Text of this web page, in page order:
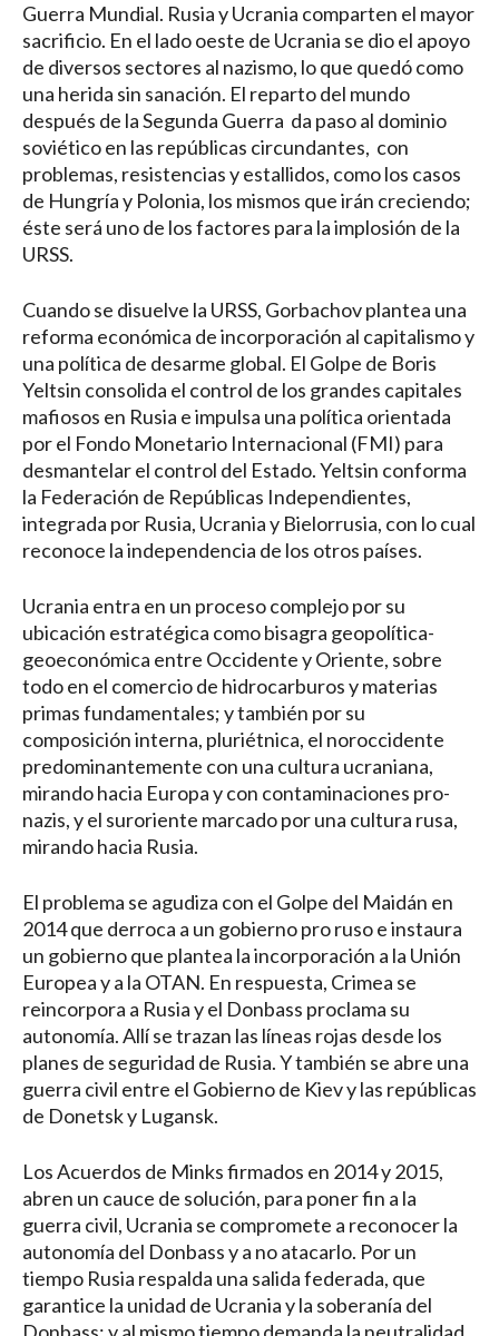
Guerra Mundial. Rusia y Ucrania comparten el mayor
sacrificio. En el lado oeste de Ucrania se dio el apoyo
de diversos sectores al nazismo, lo que quedó como
una herida sin sanación. El reparto del mundo
después de la Segunda Guerra da paso al dominio
soviético en las repúblicas circundantes, con
problemas, resistencias y estallidos, como los casos
de Hungría y Polonia, los mismos que irán creciendo;
éste será uno de los factores para la implosión de la
URSS.
Cuando se disuelve la URSS, Gorbachov plantea una
reforma económica de incorporación al capitalismo y
una política de desarme global. El Golpe de Boris
Yeltsin consolida el control de los grandes capitales
mafiosos en Rusia e impulsa una política orientada
por el Fondo Monetario Internacional (FMI) para
desmantelar el control del Estado. Yeltsin conforma
la Federación de Repúblicas Independientes,
integrada por Rusia, Ucrania y Bielorrusia, con lo cual
reconoce la independencia de los otros países.
Ucrania entra en un proceso complejo por su
ubicación estratégica como bisagra geopolítica-
geoeconómica entre Occidente y Oriente, sobre
todo en el comercio de hidrocarburos y materias
primas fundamentales; y también por su
composición interna, pluriétnica, el noroccidente
predominantemente con una cultura ucraniana,
mirando hacia Europa y con contaminaciones pro-
nazis, y el suroriente marcado por una cultura rusa,
mirando hacia Rusia.
El problema se agudiza con el Golpe del Maidán en
2014 que derroca a un gobierno pro ruso e instaura
un gobierno que plantea la incorporación a la Unión
Europea y a la OTAN. En respuesta, Crimea se
reincorpora a Rusia y el Donbass proclama su
autonomía. Allí se trazan las líneas rojas desde los
planes de seguridad de Rusia. Y también se abre una
guerra civil entre el Gobierno de Kiev y las repúblicas
de Donetsk y Lugansk.
Los Acuerdos de Minks firmados en 2014 y 2015,
abren un cauce de solución, para poner fin a la
guerra civil, Ucrania se compromete a reconocer la
autonomía del Donbass y a no atacarlo. Por un
tiempo Rusia respalda una salida federada, que
garantice la unidad de Ucrania y la soberanía del